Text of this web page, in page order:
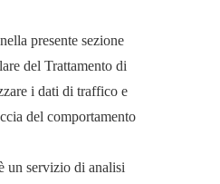
presente sezione
del Trattamento di
i dati di traffico e
del comportamento
un servizio di analisi